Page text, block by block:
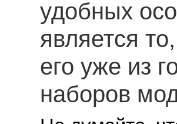
удобных
является
его уже из
наборов